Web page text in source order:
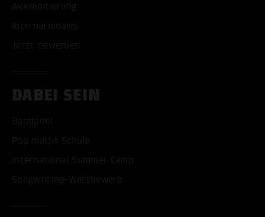
Akkreditierung
Internationales
Jetzt bewerben
DABEI SEIN
Bandpool
Pop macht Schule
International Summer Camp
Songwriting-Wettbewerb